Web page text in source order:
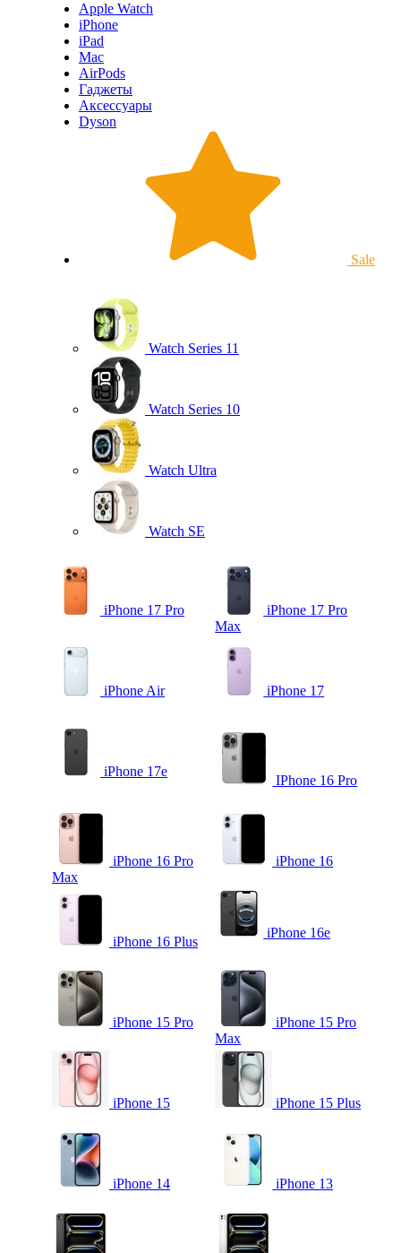
Apple Watch
iPhone
iPad
Mac
AirPods
Гаджеты
Аксессуары
Dyson
Sale
Watch Series 11
Watch Series 10
Watch Ultra
Watch SE
iPhone 17 Pro
iPhone 17 Pro
Max
iPhone Air iPhone 17
iPhone 17e
IPhone 16 Pro
iPhone 16 Pro
Max
iPhone 16
iPhone 16 Plus
iPhone 16e
iPhone 15 Pro
iPhone 15 Pro
Max
iPhone 15 iPhone 15 Plus
iPhone 14 iPhone 13